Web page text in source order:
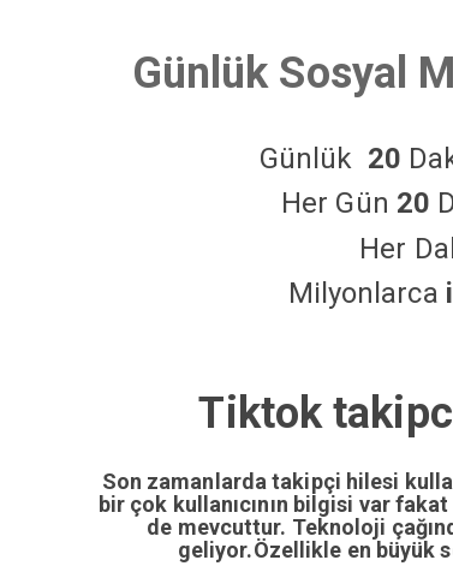
Günlük Sosyal
Günlük 20
Her Gün 20
Her
Milyonlarca
Tiktok
Son zamanlarda takipçi hilesi
bir çok kullanıcının bilgisi var
de mevcuttur. Teknoloji
geliyor.Özellikle en büyük